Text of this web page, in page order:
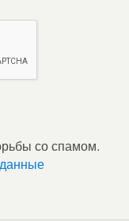
со спамом.